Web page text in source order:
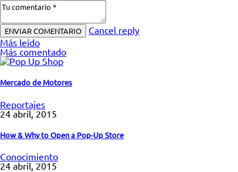
Cancel reply
Más leído
Más comentado
Mercado de Motores
Reportajes
24 abril, 2015
How & Why to Open a Pop-Up Store
Conocimiento
24 abril, 2015